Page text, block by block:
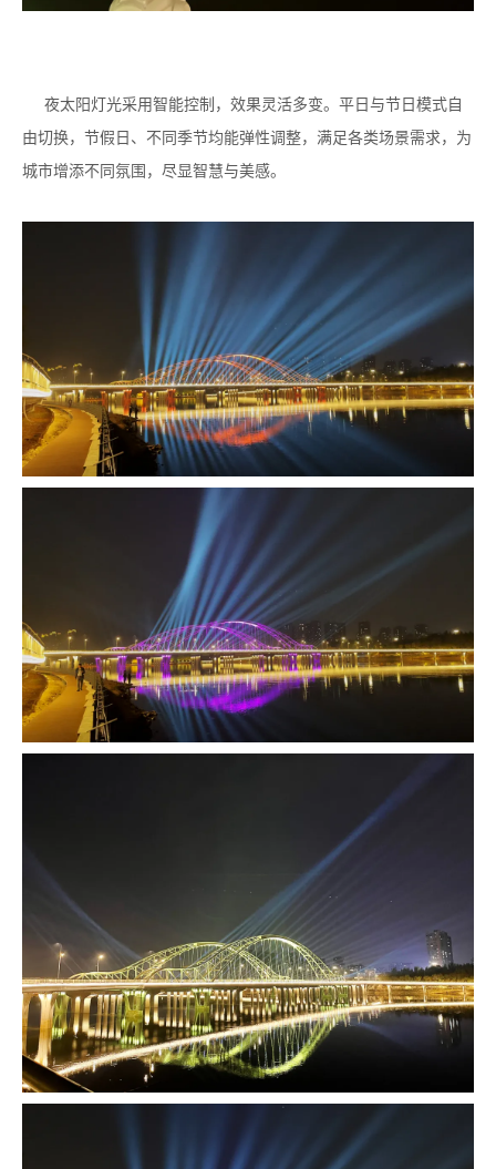
夜太阳灯光采用智能控制，效果灵活多变。平日与节日模式自
由切换，节假日、不同季节均能弹性调整，满足各类场景需求，为
城市增添不同氛围，尽显智慧与美感。